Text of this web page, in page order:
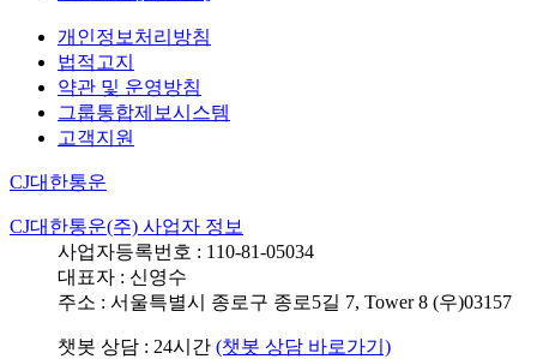
개인정보처리방침
법적고지
약관 및 운영방침
그룹통합제보시스템
고객지원
CJ대한통운
CJ대한통운(주) 사업자 정보
사업자등록번호 : 110-81-05034
대표자 : 신영수
주소 : 서울특별시 종로구 종로5길 7, Tower 8 (우)03157
챗봇 상담 : 24시간 (챗봇 상담 바로가기)